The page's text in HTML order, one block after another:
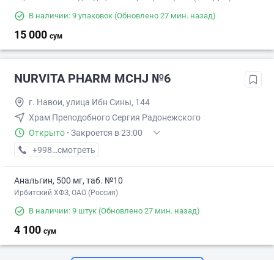
В наличии: 9 упаковок (Обновлено 27 мин. назад)
15 000 сум
NURVITA PHARM MCHJ №6
г. Навои, улица Ибн Сины, 144
Храм Преподобного Сергия Радонежского
Открыто · Закроется в 23:00
+998 (95) XXX-XX-XX
смотреть
Анальгин, 500 мг, таб. №10
Ирбитский ХФЗ, ОАО (Россия)
В наличии: 9 штук (Обновлено 27 мин. назад)
4 100 сум